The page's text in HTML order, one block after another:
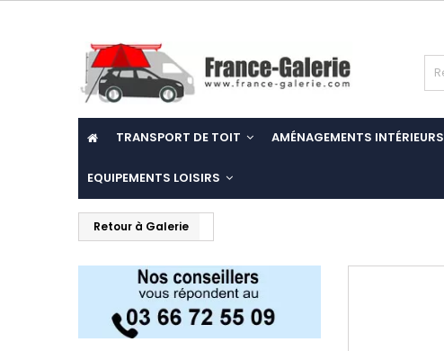
TRANSPORT DE TOIT AMÉNAGEMENTS INTÉRIEURS
EQUIPEMENTS LOISIRS
Retour à Galerie